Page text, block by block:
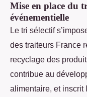
Mise en place du
événementielle
Le tri sélectif
des traiteurs France
recyclage des
contribue au
alimentaire, et inscrit